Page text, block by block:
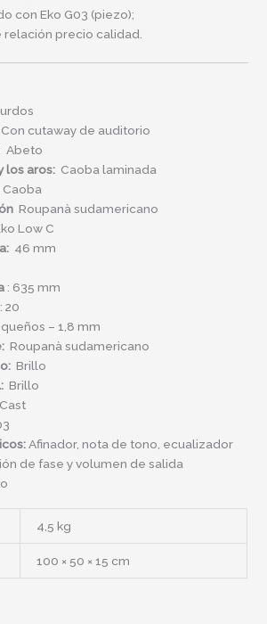
con Eko G03 (piezo);
relación precio calidad.
Con cutaway de auditorio
Abeto
los aros: Caoba laminada
Caoba
Roupanà sudamericano
Low C
46 mm
: 635 mm
: 20
– 1,8 mm
Roupanà sudamericano
Brillo
Brillo
Afinador, nota de tono, ecualizador
de fase y volumen de salida
4,5 kg
100 × 50 × 15 cm